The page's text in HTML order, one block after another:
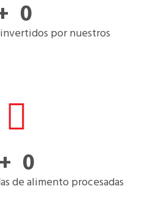
por nuestros
0
de alimento procesadas
+ 0